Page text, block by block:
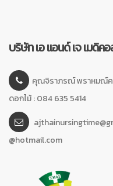
บริษัท เอ แอนด์ เจ เมดิค
คุณจิราภรณ์ พราหมณ์ค
ดอกไม้ : 084 635 5414
@hotmail.com